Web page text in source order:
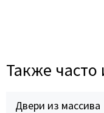
Также часто
Двери из массива